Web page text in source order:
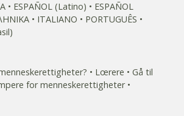
ESPAÑOL (Latino)
ESPAÑOL
ITALIANO
PORTUGUÊS
Lœrere
Gå til
for menneskerettigheter